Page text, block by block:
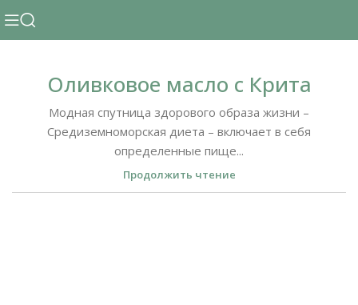
Оливковое масло с Крита
Модная спутница здорового образа жизни –
Средиземноморская диета – включает в себя
определенные пище...
Продолжить чтение